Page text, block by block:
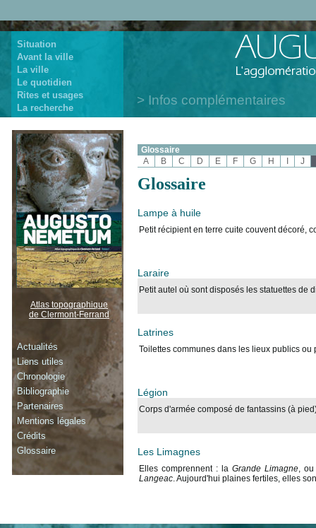
Situation
Avant la ville
La ville
Le quotidien
Rites et usages
La recherche
Infos complémentaires
Glossaire
A
B C D E F G H J
Glossaire
Lampe à huile
Petit récipient en terre cuite couvent décoré,
Laraire
Petit autel où sont disposés les statuettes de
Latrines
Toilettes communes dans les lieux publics
Légion
Corps d'armée composé de fantassins (à
Les Limagnes
Elles comprennent : la Grande Limagne,
Langeac. Aujourd'hui plaines fertiles, elles
Atlas topographique
de Clermont-Ferrand
Actualités
Liens utiles
Chronologie
Bibliographie
Partenaires
Mentions légales
Crédits
Glossaire